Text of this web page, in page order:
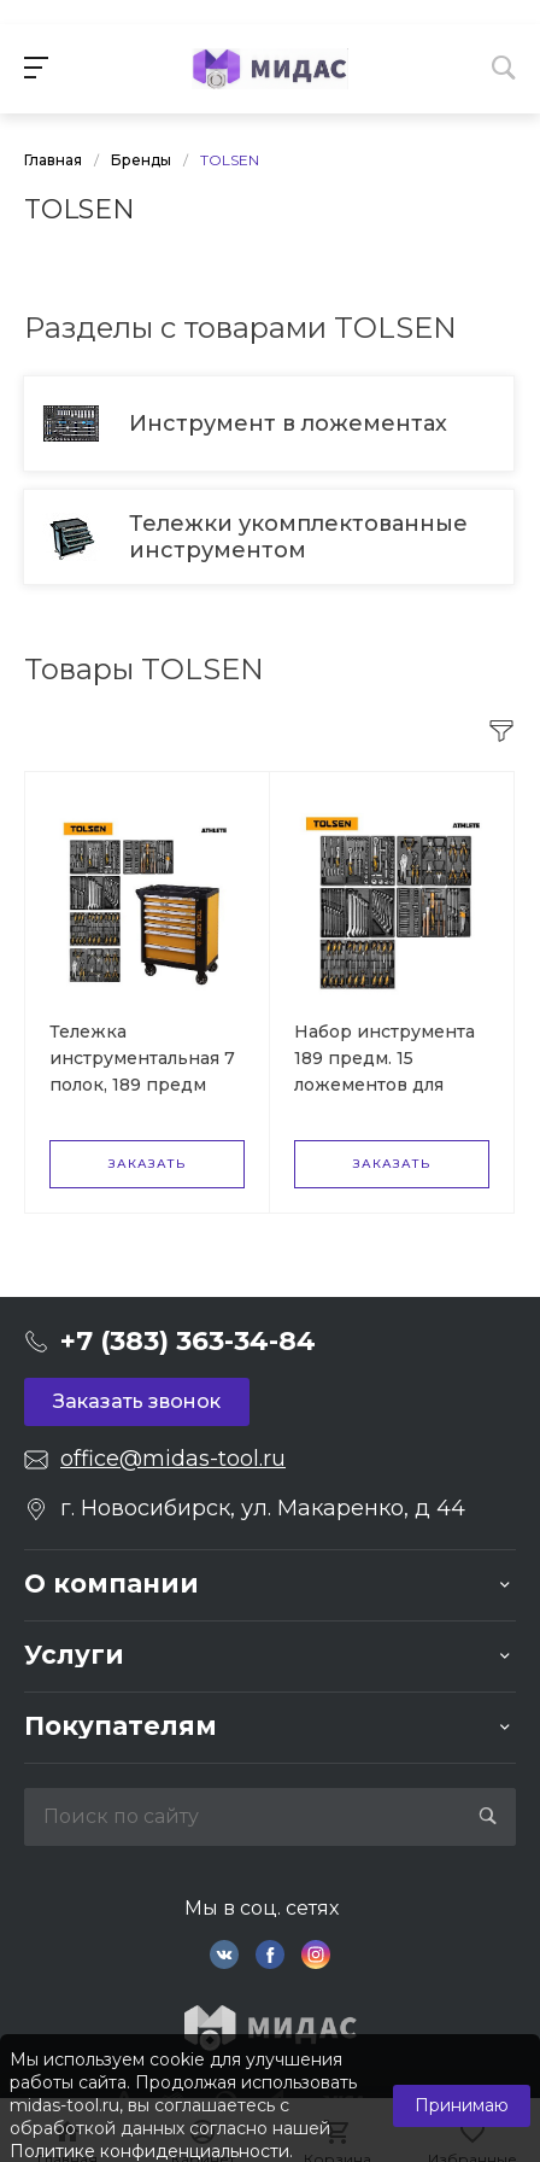
Главная / Бренды / TOLSEN
TOLSEN
Разделы с товарами TOLSEN
Инструмент в ложементах
Тележки укомплектованные
инструментом
Товары TOLSEN
Тележка
инструментальная 7
полок, 189 предм
TT85412
ЗАКАЗАТЬ
Набор инструмента
189 предм. 15
ложементов для
ATHLETE TT85412-
ЗАКАЗАТЬ
+7 (383) 363-34-84
Заказать звонок
office@midas-tool.ru
г. Новосибирск, ул. Макаренко, д 44
О компании
Услуги
Покупателям
Мы в соц. сетях
Мы используем cookie для улучшения
работы сайта. Продолжая использовать
midas-tool.ru, вы соглашаетесь с
обработкой данных согласно нашей
Политике конфиденциальности.
Принимаю